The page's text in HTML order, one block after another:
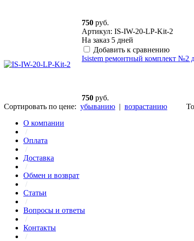
750 руб.
Артикул: IS-IW-20-LP-Kit-2
На заказ 5 дней
Добавить к сравнению
Isistem ремонтный комплект №2
750 руб.
Сортировать по цене: убыванию | возрастанию
О компании
/
Оплата
/
Доставка
/
Обмен и возврат
/
Статьи
/
Вопросы и ответы
/
Контакты
/